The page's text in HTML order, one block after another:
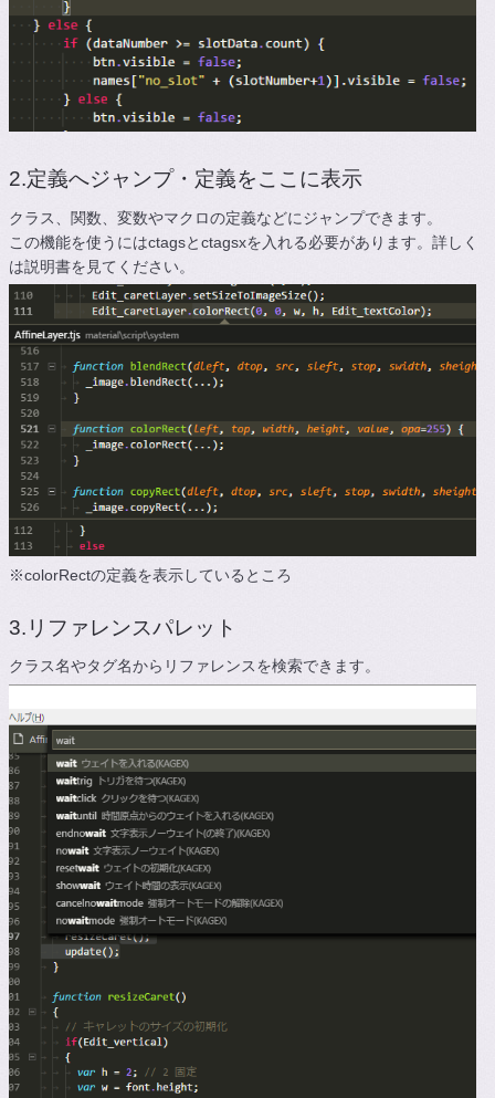
2.定義へジャンプ・定義をここに表示
クラス、関数、変数やマクロの定義などにジャンプできます。
この機能を使うにはctagsとctagsxを入れる必要があります。詳しく
は説明書を見てください。
※colorRectの定義を表示しているところ
3.リファレンスパレット
クラス名やタグ名からリファレンスを検索できます。